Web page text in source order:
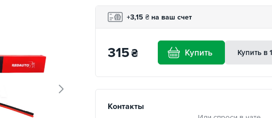
+3,15 ₴ на ваш счет
315₴ Купить Купить в
Контакты